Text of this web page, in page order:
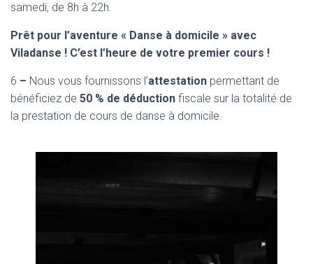
samedi, de 8h à 22h.
Prêt pour l’aventure « Danse à domicile » avec
Viladanse ! C’est l’heure de votre premier cours !
6 – Nous vous fournissons l’attestation permettant de
bénéficiez de 50 % de déduction fiscale sur la totalité de
la prestation de cours de danse à domicile.